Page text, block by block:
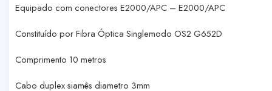
Equipado com conectores E2000/APC – E2000/APC
Constituído por Fibra Óptica Singlemodo OS2 G652D
Comprimento 10 metros
Cabo duplex siamês diametro 3mm